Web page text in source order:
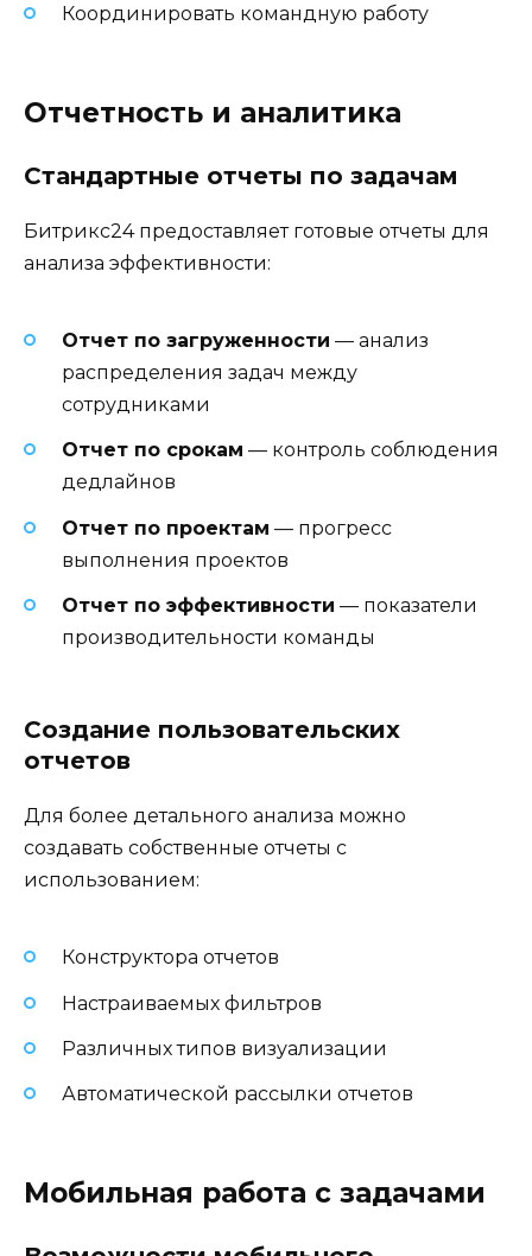
Координировать командную работу
Отчетность и аналитика
Стандартные отчеты по задачам
Битрикс24 предоставляет готовые отчеты для
анализа эффективности:
Отчет по загруженности — анализ
распределения задач между
сотрудниками
Отчет по срокам — контроль соблюдения
дедлайнов
Отчет по проектам — прогресс
выполнения проектов
Отчет по эффективности — показатели
производительности команды
Создание пользовательских
отчетов
Для более детального анализа можно
создавать собственные отчеты с
использованием:
Конструктора отчетов
Настраиваемых фильтров
Различных типов визуализации
Автоматической рассылки отчетов
Мобильная работа с задачами